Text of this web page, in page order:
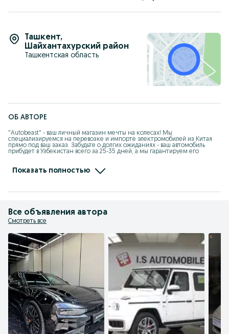
Ташкент,
Шайхантахурский район
Ташкентская область
ОБ АВТОРЕ
"Autobeast" - ваш личный магазин мечты на колесах! Мы
специализируемся на перевозке и импорте электромобилей из Китая
прямо под ваш заказ. Забудьте о долгих ожиданиях - ваш автомобиль
прибудет в Узбекистан всего за 25-35 дней, а мы гарантируем его
всего в 10-дневной дороге от Ташкента, так что вы можете быстро
получить всю необходимую информацию и оформить заказ на свой
Показать полностью
Все объявления автора
Смотреть все